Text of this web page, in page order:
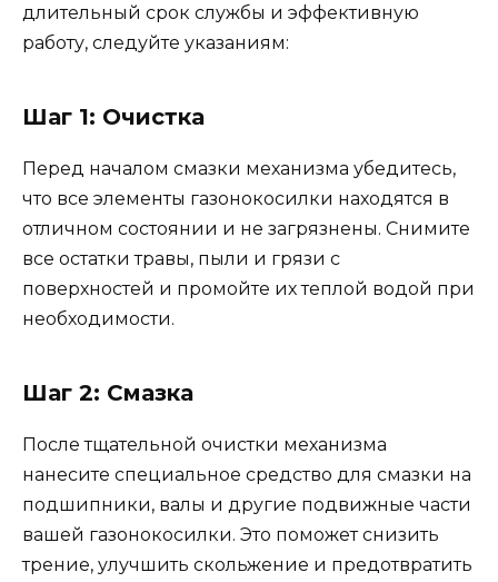
длительный срок службы и эффективную
работу, следуйте указаниям:
Шаг 1: Очистка
Перед началом смазки механизма убедитесь,
что все элементы газонокосилки находятся в
отличном состоянии и не загрязнены. Снимите
все остатки травы, пыли и грязи с
поверхностей и промойте их теплой водой при
необходимости.
Шаг 2: Смазка
После тщательной очистки механизма
нанесите специальное средство для смазки на
подшипники, валы и другие подвижные части
вашей газонокосилки. Это поможет снизить
трение, улучшить скольжение и предотвратить